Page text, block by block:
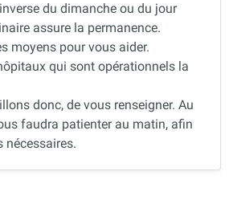
du dimanche ou du jour
assure la permanence.
moyens pour vous aider.
qui sont opérationnels la
donc, de vous renseigner. Au
faudra patienter au matin, afin
nécessaires.